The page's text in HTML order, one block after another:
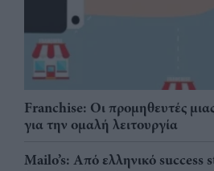
Franchise: Οι προμηθευτές
για την ομαλή λειτουργία
Mailo’s: Από ελληνικό success